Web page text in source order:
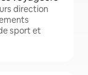
direction
sport et